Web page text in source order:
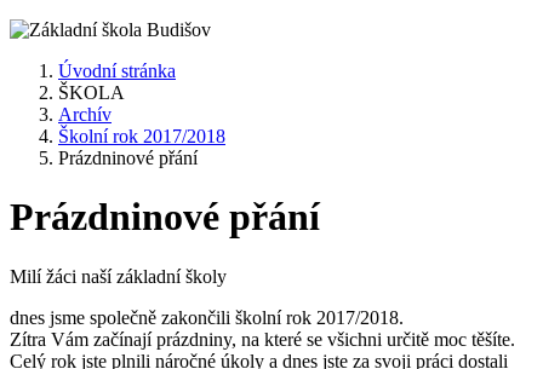
Úvodní stránka
ŠKOLA
Archív
Školní rok 2017/2018
Prázdninové přání
Prázdninové přání
Milí žáci naší základní školy
dnes jsme společně zakončili školní rok 2017/2018.
Zítra Vám začínají prázdniny, na které se všichni určitě moc těšíte.
Celý rok jste plnili náročné úkoly a dnes jste za svoji práci dostali